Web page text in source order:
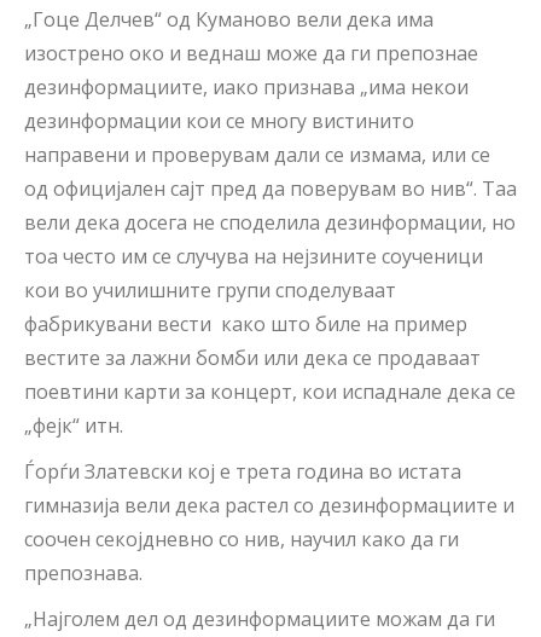
„Гоце Делчев“ од Куманово вели дека има
изострено око и веднаш може да ги препознае
дезинформациите, иако признава „има некои
дезинформации кои се многу вистинито
направени и проверувам дали се измама, или се
од официјален сајт пред да поверувам во нив“. Таа
вели дека досега не споделила дезинформации, но
тоа често им се случува на нејзините соученици
кои во училишните групи споделуваат
фабрикувани вести како што биле на пример
вестите за лажни бомби или дека се продаваат
поевтини карти за концерт, кои испаднале дека се
„фејк“ итн.
Ѓорѓи Златевски кој е трета година во истата
гимназија вели дека растел со дезинформациите и
соочен секојдневно со нив, научил како да ги
препознава.
„Најголем дел од дезинформациите можам да ги